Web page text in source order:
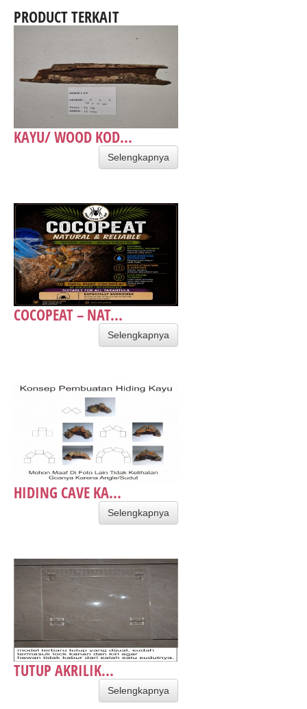
PRODUCT TERKAIT
KAYU/ WOOD KOD...
Selengkapnya
COCOPEAT – NAT...
Selengkapnya
HIDING CAVE KA...
Selengkapnya
TUTUP AKRILIK...
Selengkapnya